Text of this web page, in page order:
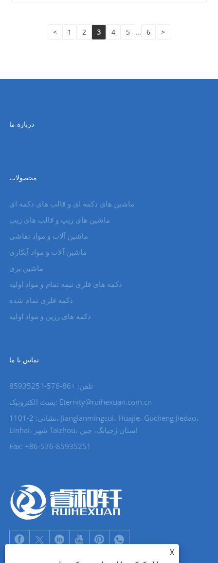
< 1 2 3 4 5 ... 6 >
درباره ما
محصولات
ماشین های دکمه ای و قالب های دکمه ای
ماشین های زیپ و قالب های زیپ
ماشین آلات و مواد نقاشی
ماشین آلات و مواد آبکاری
ماشین بری
دکمه های فلزی نیمه تمام و مواد اولیه
دکمه فلزی تمام شده
دکمه های رزین و مواد اولیه
تماس با ما
تلفن: +86-576-85935251
پست الکترونیک: Eternity@ruihexuan.com.cn
نشانی: 2-1101، Jianglanmingcui، Huajie، Gucheng Jiedao،
Linhai، شهر Taizhou، استان ژجیانگ، چین
Fax: +86-576-85935251
X